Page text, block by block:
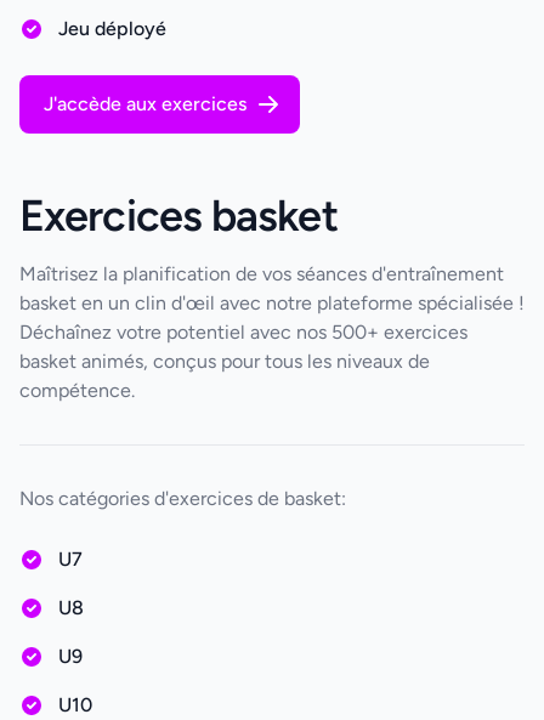
Jeu déployé
J'accède aux exercices
Exercices basket
Maîtrisez la planification de vos séances d'entraînement
basket en un clin d'œil avec notre plateforme spécialisée !
Déchaînez votre potentiel avec nos 500+ exercices
basket animés, conçus pour tous les niveaux de
compétence.
Nos catégories d'exercices de basket:
U7
U8
U9
U10